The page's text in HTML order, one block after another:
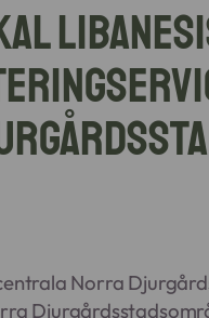
Norra
Djurgårdsstads